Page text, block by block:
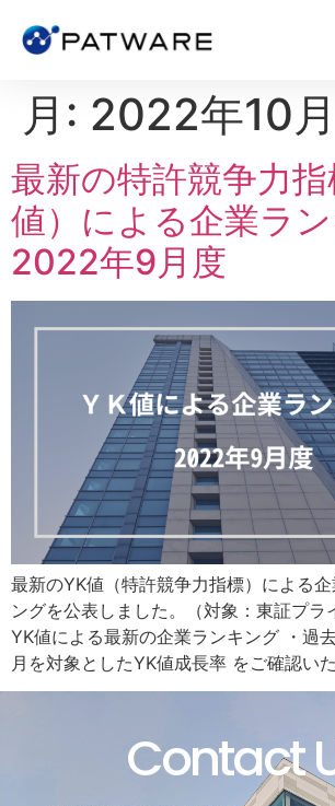
月: 2022年10月
最新の特許競争力指
値）による企業ラ
2022年9月度
最新のYK値（特許競争力指標）による
ングを公表しました。（対象：東証プラ
YK値による最新の企業ランキング ・過
月を対象としたYK値成長率 をご確認
Contact